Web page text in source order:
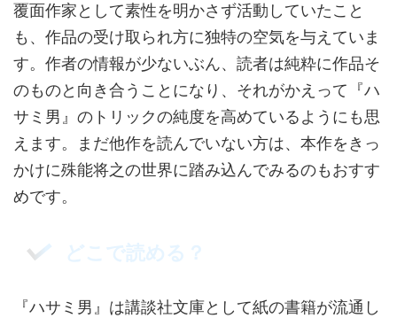
覆面作家として素性を明かさず活動していたこと
も、作品の受け取られ方に独特の空気を与えていま
す。作者の情報が少ないぶん、読者は純粋に作品そ
のものと向き合うことになり、それがかえって『ハ
サミ男』のトリックの純度を高めているようにも思
えます。まだ他作を読んでいない方は、本作をきっ
かけに殊能将之の世界に踏み込んでみるのもおすす
めです。
どこで読める？
『ハサミ男』は講談社文庫として紙の書籍が流通し